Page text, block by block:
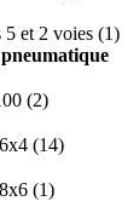
et 2 voies (1)
(2)
(14)
(1)